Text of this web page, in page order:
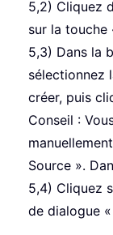
5,2) Cliquez
sur la touche
5,3) Dans la
sélectionnez
créer, puis
Conseil :
Source ».
5,4) Cliquez
de dialogue